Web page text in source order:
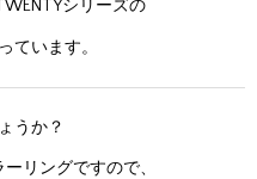
シリーズの
ています。
うか？
リングですので、